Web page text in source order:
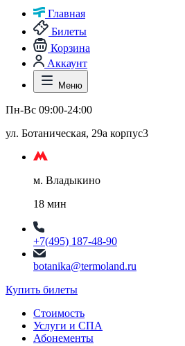
Главная
Билеты
Корзина
Аккаунт
Меню
Пн-Вс 09:00-24:00
ул. Ботаническая, 29а корпус3
м. Владыкино
18 мин
+7(495) 187-48-90
botanika@termoland.ru
Купить билеты
Стоимость
Услуги и СПА
Абонементы